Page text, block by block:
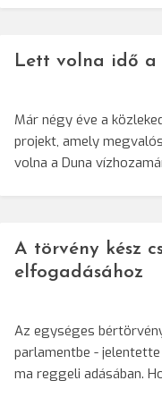
Lett volna idő
Már négy éve a
projekt, amely
volna a Duna
A törvény kész
elfogadásához
Az egységes
parlamentbe -
ma reggeli adásában.